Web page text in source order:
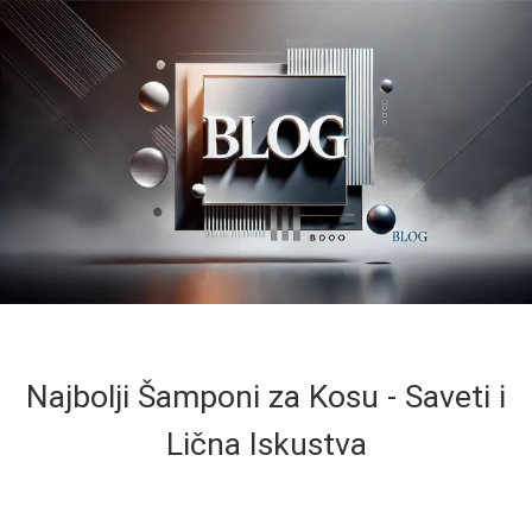
Najbolji Šamponi za Kosu - Saveti i
Lična Iskustva